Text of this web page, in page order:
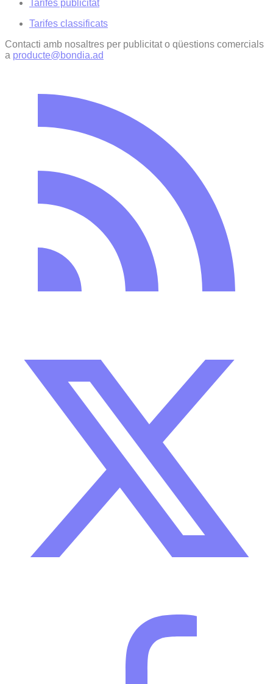
Tarifes publicitat
Tarifes classificats
Contacti amb nosaltres per publicitat o qüestions comercials
a producte@bondia.ad